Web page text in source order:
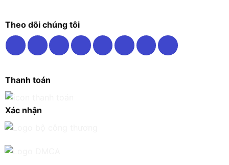
Theo dõi chúng tôi
Thanh toán
Xác nhận